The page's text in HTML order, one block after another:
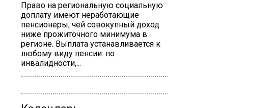
Право на региональную социальную
доплату имеют неработающие
пенсионеры, чей совокупный доход
ниже прожиточного минимума в
регионе. Выплата устанавливается к
любому виду пенсии: по
инвалидности,...